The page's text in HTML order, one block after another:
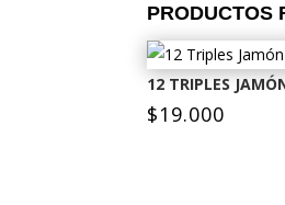
PRODUCTOS
12 TRIPLES
$19.000